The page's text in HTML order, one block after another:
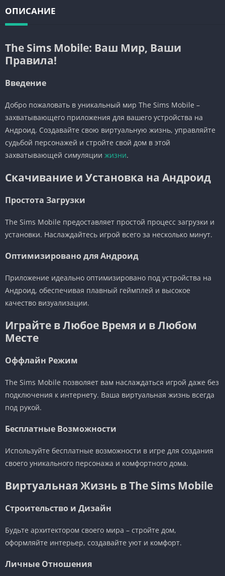
ОПИСАНИЕ
The Sims Mobile: Ваш Мир, Ваши
Правила!
Введение
Добро пожаловать в уникальный мир The Sims Mobile –
захватывающего приложения для вашего устройства на
Андроид. Создавайте свою виртуальную жизнь, управляйте
судьбой персонажей и стройте свой дом в этой
захватывающей симуляции жизни.
Скачивание и Установка на Андроид
Простота Загрузки
The Sims Mobile предоставляет простой процесс загрузки и
установки. Наслаждайтесь игрой всего за несколько минут.
Оптимизировано для Андроид
Приложение идеально оптимизировано под устройства на
Андроид, обеспечивая плавный геймплей и высокое
качество визуализации.
Играйте в Любое Время и в Любом
Месте
Оффлайн Режим
The Sims Mobile позволяет вам наслаждаться игрой даже без
подключения к интернету. Ваша виртуальная жизнь всегда
под рукой.
Бесплатные Возможности
Используйте бесплатные возможности в игре для создания
своего уникального персонажа и комфортного дома.
Виртуальная Жизнь в The Sims Mobile
Строительство и Дизайн
Будьте архитектором своего мира – стройте дом,
оформляйте интерьер, создавайте уют и комфорт.
Личные Отношения